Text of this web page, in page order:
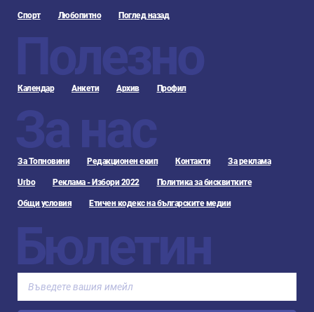
Спорт Любопитно Поглед назад
Полезно
Календар Анкети Архив Профил
За нас
За Топновини Редакционен екип Контакти За реклама
Urbo Реклама - Избори 2022 Политика за бисквитките
Общи условия Етичен кодекс на българските медии
Бюлетин